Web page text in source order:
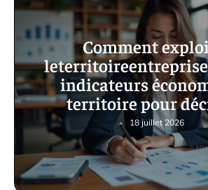
Comment
indicateurs
territoire pour
18 juillet 2026